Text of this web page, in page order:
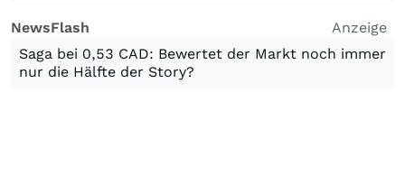
NewsFlash
Anzeige
Saga bei 0,53 CAD: Bewertet der Markt noch immer
nur die Hälfte der Story?